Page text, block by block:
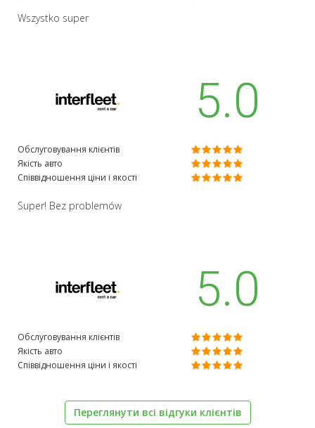
Wszystko super
5.0
Обслуговування клієнтів
Якість авто
Співвідношення ціни і якості
Super! Bez problemów
5.0
Обслуговування клієнтів
Якість авто
Співвідношення ціни і якості
Переглянути всі відгуки клієнтів